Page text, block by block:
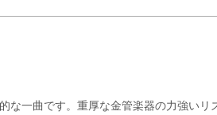
な一曲です。重厚な金管楽器の力強いリ